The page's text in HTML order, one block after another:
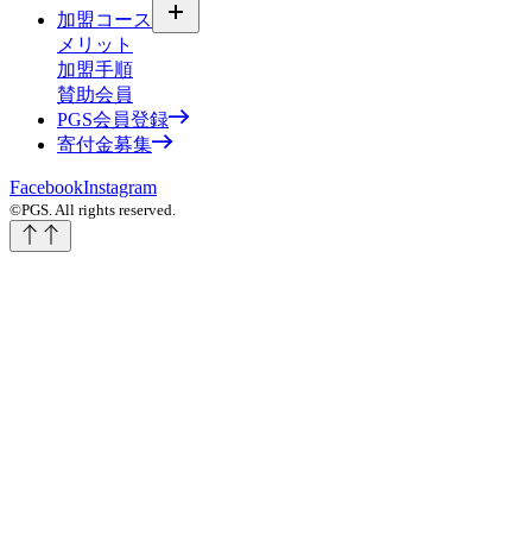
加盟コース
メリット
加盟手順
賛助会員
PGS会員登録
寄付金募集
FacebookInstagram
©PGS. All rights reserved.